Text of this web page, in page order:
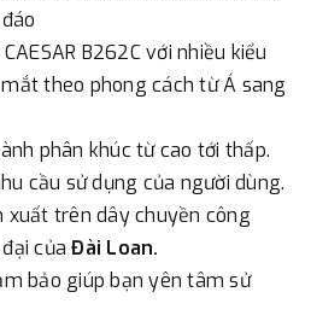
B262C với nhiều kiểu
theo phong cách từ Á sang
phân khúc từ cao tới thấp.
cầu sử dụng của người dùng.
xuất trên dây chuyền công
đại củaĐài Loan.
bảo giúp bạn yên tâm sử